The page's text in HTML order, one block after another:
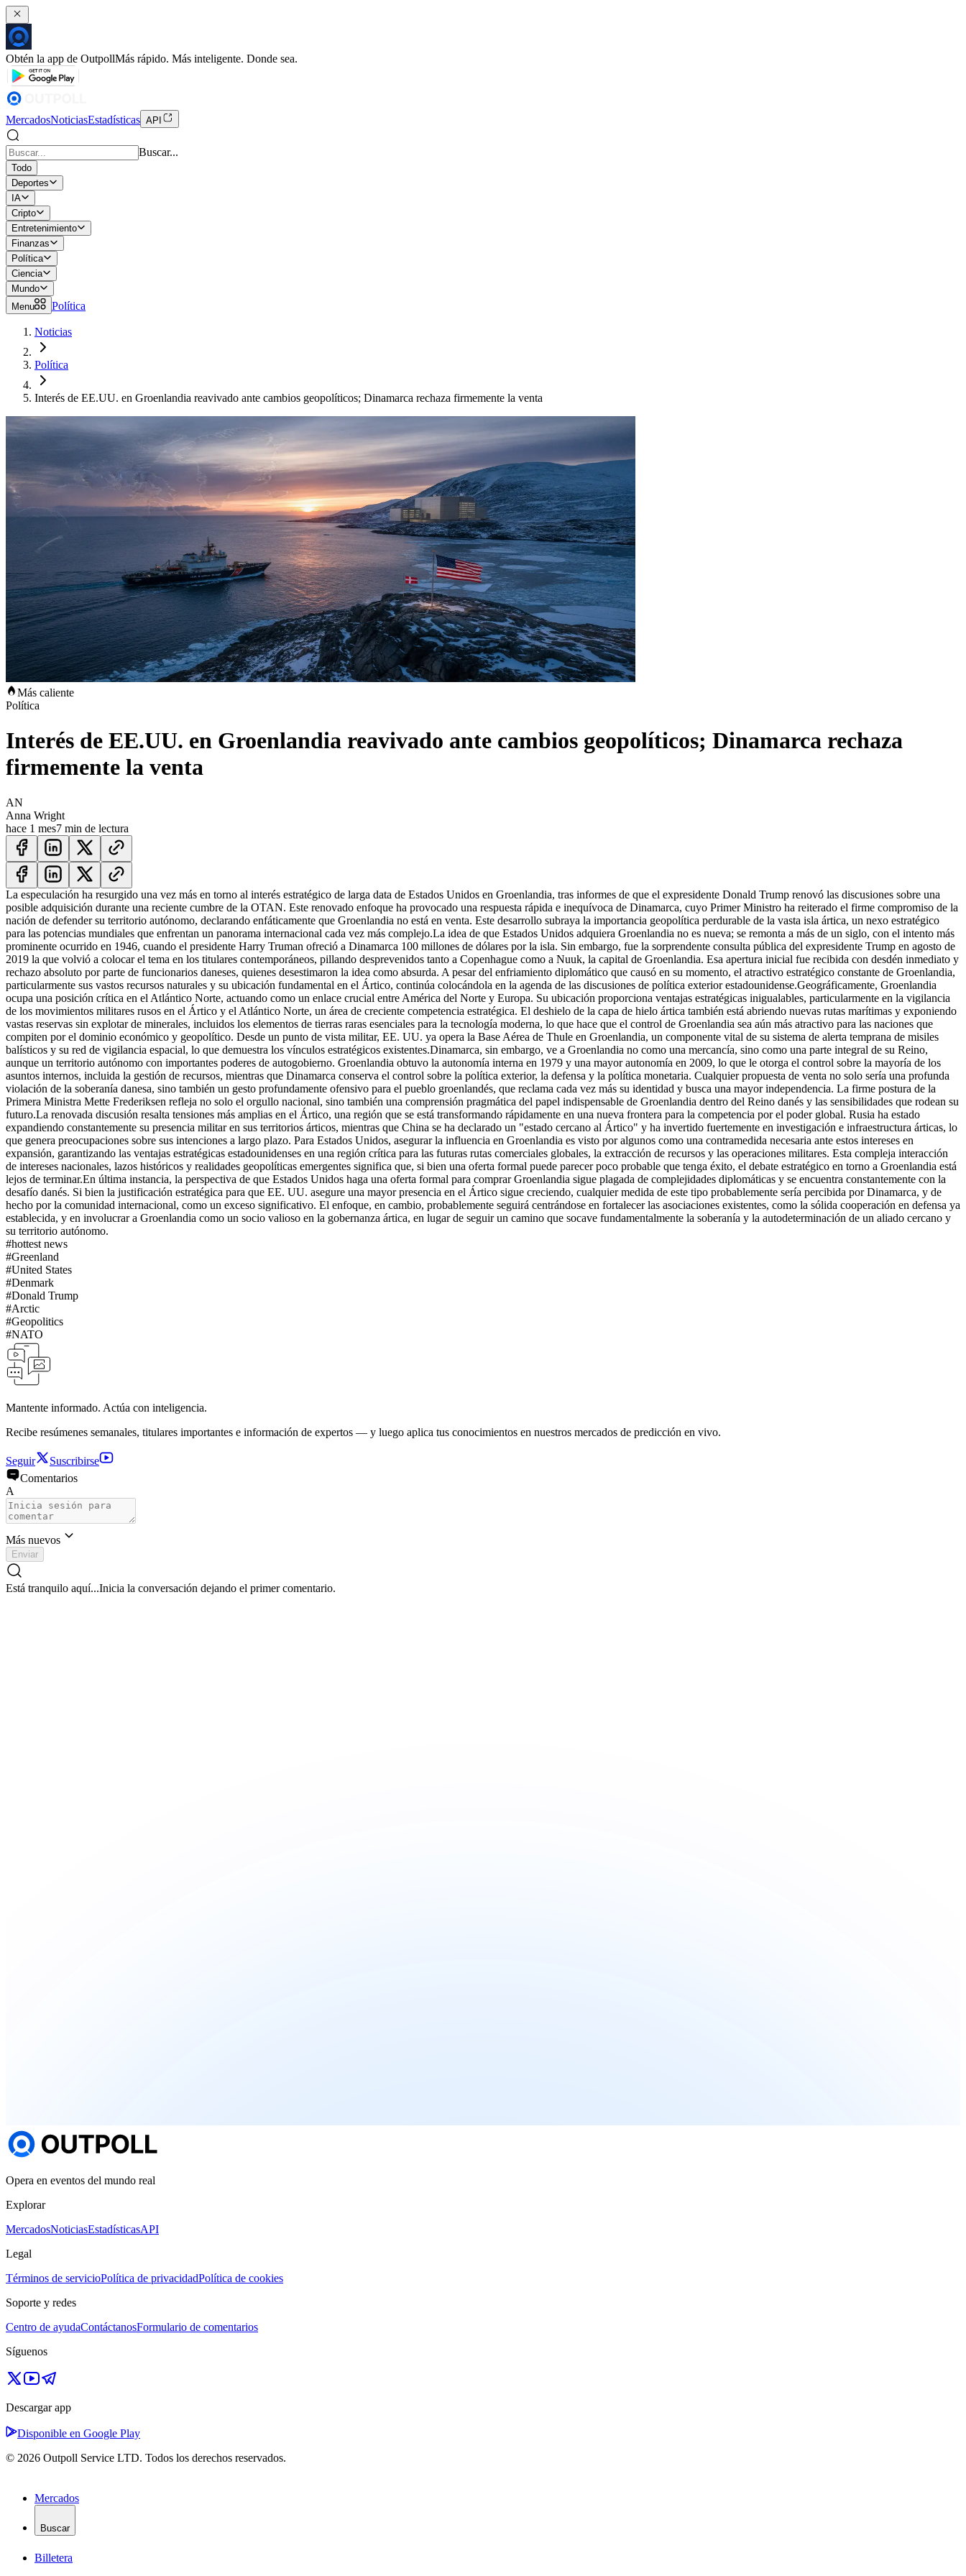
Obtén la app de OutpollMás rápido. Más inteligente. Donde sea.
MercadosNoticiasEstadísticas API
Buscar...
Todo
Deportes
IA
Cripto
Entretenimiento
Finanzas
Política
Ciencia
Mundo
Menu
Política
Noticias
Política
Interés de EE.UU. en Groenlandia reavivado ante cambios geopolíticos; Dinamarca rechaza firmemente la venta
Más caliente
Política
Interés de EE.UU. en Groenlandia reavivado ante cambios geopolíticos; Dinamarca rechaza
firmemente la venta
AN
Anna Wright
hace 1 mes7 min de lectura
La especulación ha resurgido una vez más en torno al interés estratégico de larga data de Estados Unidos en Groenlandia, tras informes de que el expresidente Donald Trump renovó las discusiones sobre una
posible adquisición durante una reciente cumbre de la OTAN. Este renovado enfoque ha provocado una respuesta rápida e inequívoca de Dinamarca, cuyo Primer Ministro ha reiterado el firme compromiso de la
nación de defender su territorio autónomo, declarando enfáticamente que Groenlandia no está en venta. Este desarrollo subraya la importancia geopolítica perdurable de la vasta isla ártica, un nexo estratégico
para las potencias mundiales que enfrentan un panorama internacional cada vez más complejo.La idea de que Estados Unidos adquiera Groenlandia no es nueva; se remonta a más de un siglo, con el intento más
prominente ocurrido en 1946, cuando el presidente Harry Truman ofreció a Dinamarca 100 millones de dólares por la isla. Sin embargo, fue la sorprendente consulta pública del expresidente Trump en agosto de
2019 la que volvió a colocar el tema en los titulares contemporáneos, pillando desprevenidos tanto a Copenhague como a Nuuk, la capital de Groenlandia. Esa apertura inicial fue recibida con desdén inmediato y
rechazo absoluto por parte de funcionarios daneses, quienes desestimaron la idea como absurda. A pesar del enfriamiento diplomático que causó en su momento, el atractivo estratégico constante de Groenlandia,
particularmente sus vastos recursos naturales y su ubicación fundamental en el Ártico, continúa colocándola en la agenda de las discusiones de política exterior estadounidense.Geográficamente, Groenlandia
ocupa una posición crítica en el Atlántico Norte, actuando como un enlace crucial entre América del Norte y Europa. Su ubicación proporciona ventajas estratégicas inigualables, particularmente en la vigilancia
de los movimientos militares rusos en el Ártico y el Atlántico Norte, un área de creciente competencia estratégica. El deshielo de la capa de hielo ártica también está abriendo nuevas rutas marítimas y exponiendo
vastas reservas sin explotar de minerales, incluidos los elementos de tierras raras esenciales para la tecnología moderna, lo que hace que el control de Groenlandia sea aún más atractivo para las naciones que
compiten por el dominio económico y geopolítico. Desde un punto de vista militar, EE. UU. ya opera la Base Aérea de Thule en Groenlandia, un componente vital de su sistema de alerta temprana de misiles
balísticos y su red de vigilancia espacial, lo que demuestra los vínculos estratégicos existentes.Dinamarca, sin embargo, ve a Groenlandia no como una mercancía, sino como una parte integral de su Reino,
aunque un territorio autónomo con importantes poderes de autogobierno. Groenlandia obtuvo la autonomía interna en 1979 y una mayor autonomía en 2009, lo que le otorga el control sobre la mayoría de los
asuntos internos, incluida la gestión de recursos, mientras que Dinamarca conserva el control sobre la política exterior, la defensa y la política monetaria. Cualquier propuesta de venta no solo sería una profunda
violación de la soberanía danesa, sino también un gesto profundamente ofensivo para el pueblo groenlandés, que reclama cada vez más su identidad y busca una mayor independencia. La firme postura de la
Primera Ministra Mette Frederiksen refleja no solo el orgullo nacional, sino también una comprensión pragmática del papel indispensable de Groenlandia dentro del Reino danés y las sensibilidades que rodean su
futuro.La renovada discusión resalta tensiones más amplias en el Ártico, una región que se está transformando rápidamente en una nueva frontera para la competencia por el poder global. Rusia ha estado
expandiendo constantemente su presencia militar en sus territorios árticos, mientras que China se ha declarado un "estado cercano al Ártico" y ha invertido fuertemente en investigación e infraestructura árticas, lo
que genera preocupaciones sobre sus intenciones a largo plazo. Para Estados Unidos, asegurar la influencia en Groenlandia es visto por algunos como una contramedida necesaria ante estos intereses en
expansión, garantizando las ventajas estratégicas estadounidenses en una región crítica para las futuras rutas comerciales globales, la extracción de recursos y las operaciones militares. Esta compleja interacción
de intereses nacionales, lazos históricos y realidades geopolíticas emergentes significa que, si bien una oferta formal puede parecer poco probable que tenga éxito, el debate estratégico en torno a Groenlandia está
lejos de terminar.En última instancia, la perspectiva de que Estados Unidos haga una oferta formal para comprar Groenlandia sigue plagada de complejidades diplomáticas y se encuentra constantemente con la
desafío danés. Si bien la justificación estratégica para que EE. UU. asegure una mayor presencia en el Ártico sigue creciendo, cualquier medida de este tipo probablemente sería percibida por Dinamarca, y de
hecho por la comunidad internacional, como un exceso significativo. El enfoque, en cambio, probablemente seguirá centrándose en fortalecer las asociaciones existentes, como la sólida cooperación en defensa ya
establecida, y en involucrar a Groenlandia como un socio valioso en la gobernanza ártica, en lugar de seguir un camino que socave fundamentalmente la soberanía y la autodeterminación de un aliado cercano y
su territorio autónomo.
#hottest news
#Greenland
#United States
#Denmark
#Donald Trump
#Arctic
#Geopolitics
#NATO
Mantente informado. Actúa con inteligencia.
Recibe resúmenes semanales, titulares importantes e información de expertos — y luego aplica tus conocimientos en nuestros mercados de predicción en vivo.
Seguir
Suscribirse
Comentarios
A
Más nuevos
Enviar
Está tranquilo aquí...Inicia la conversación dejando el primer comentario.
Opera en eventos del mundo real
Explorar
MercadosNoticiasEstadísticasAPI
Legal
Términos de servicioPolítica de privacidadPolítica de cookies
Soporte y redes
Centro de ayudaContáctanosFormulario de comentarios
Síguenos
Descargar app
Disponible en Google Play
© 2026 Outpoll Service LTD. Todos los derechos reservados.
Mercados
Buscar
Billetera